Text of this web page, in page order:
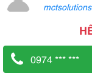
mctsolutions
0974 *** ***